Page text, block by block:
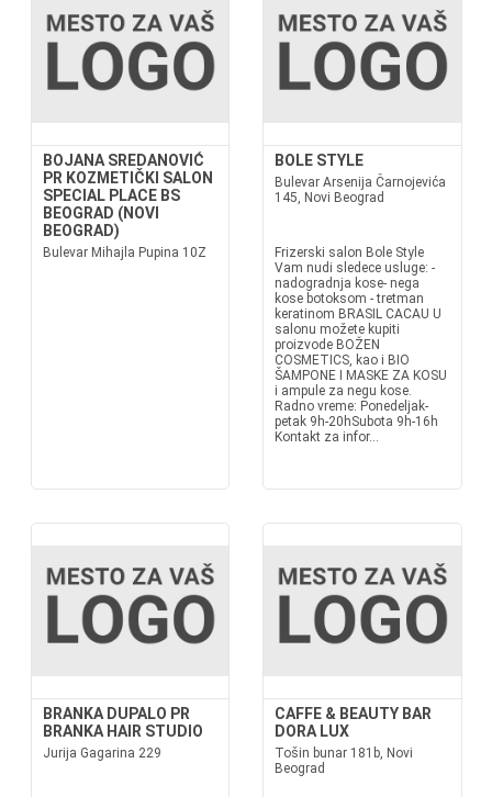
BOJANA SREDANOVIĆ
PR KOZMETIČKI SALON
SPECIAL PLACE BS
BEOGRAD (NOVI
BEOGRAD)
Bulevar Mihajla Pupina 10Z
BOLE STYLE
Bulevar Arsenija Čarnojevića
145, Novi Beograd
Frizerski salon Bole Style
Vam nudi sledece usluge: -
nadogradnja kose- nega
kose botoksom - tretman
keratinom BRASIL CACAU U
salonu možete kupiti
proizvode BOŽEN
COSMETICS, kao i BIO
ŠAMPONE I MASKE ZA KOSU
i ampule za negu kose.
Radno vreme: Ponedeljak-
petak 9h-20hSubota 9h-16h
Kontakt za infor...
BRANKA DUPALO PR
BRANKA HAIR STUDIO
Jurija Gagarina 229
CAFFE & BEAUTY BAR
DORA LUX
Tošin bunar 181b, Novi
Beograd